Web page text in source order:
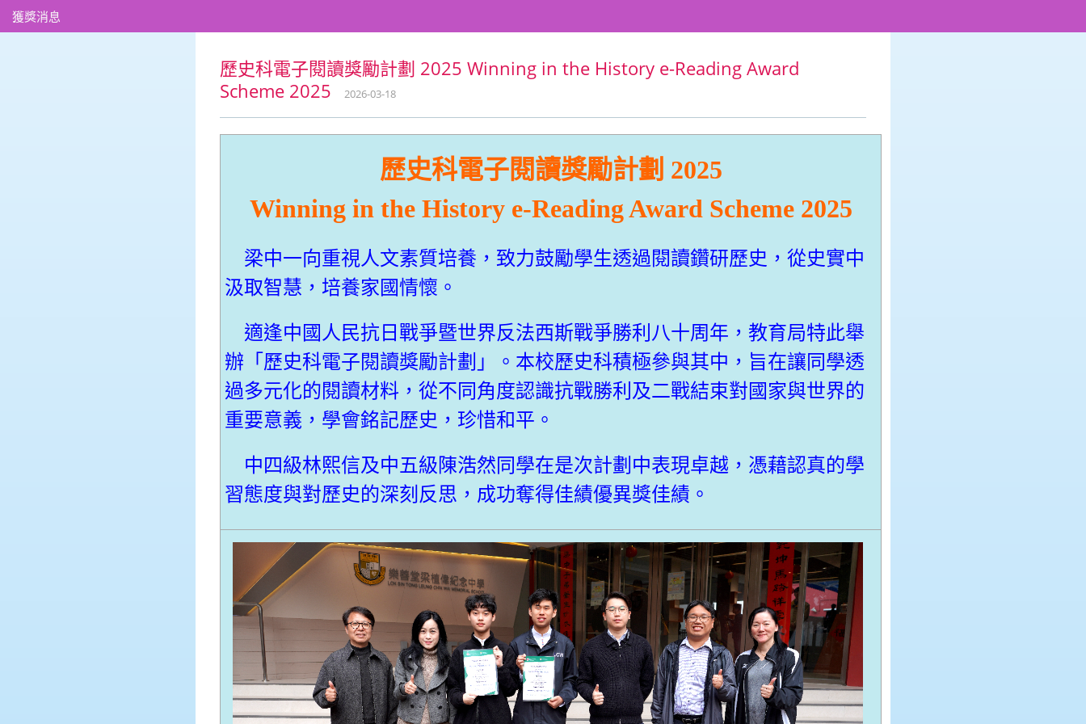
獲獎消息
歷史科電子閱讀獎勵計劃 2025 Winning in the History e-Reading Award
Scheme 2025
2026-03-18
歷史科電子閱讀獎勵計劃 2025
Winning in the History e-Reading Award Scheme 2025
梁中一向重視人文素質培養，致力鼓勵學生透過閱讀鑽研歷史，從史實中
汲取智慧，培養家國情懷。
適逢中國人民抗日戰爭暨世界反法西斯戰爭勝利八十周年，教育局特此舉
辦「歷史科電子閱讀獎勵計劃」。本校歷史科積極參與其中，旨在讓同學透
過多元化的閱讀材料，從不同角度認識抗戰勝利及二戰結束對國家與世界的
重要意義，學會銘記歷史，珍惜和平。
中四級林熙信及中五級陳浩然同學在是次計劃中表現卓越，憑藉認真的學
習態度與對歷史的深刻反思，成功奪得佳績優異獎佳績。